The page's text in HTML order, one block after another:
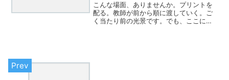
こんな場面、ありませんか。プリントを
配る。教師が前から順に渡していく。ご
く当たり前の光景です。でも、ここに大